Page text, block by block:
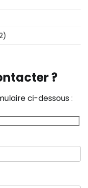
?
ci-dessous :